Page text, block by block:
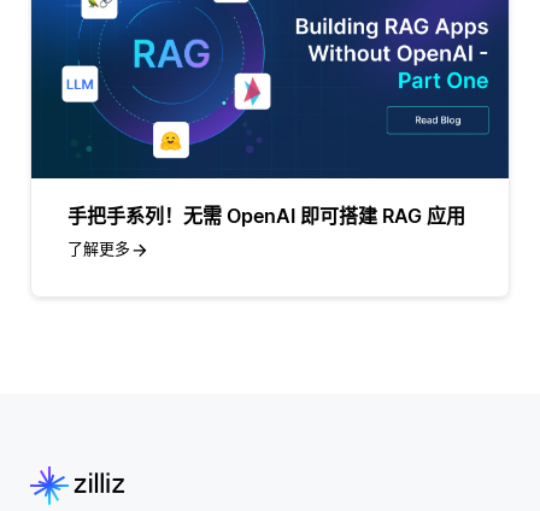
手把手系列！无需 OpenAI 即可搭建 RAG 应用
了解更多